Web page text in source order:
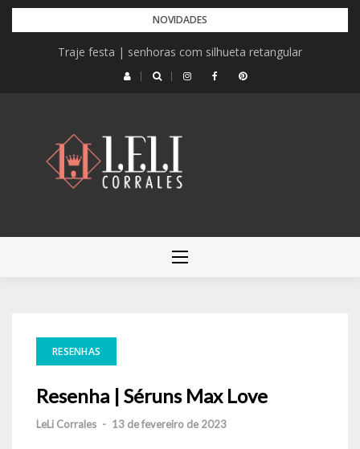
Pular
para
NOVIDADES
Traje festa | senhoras com silhueta retangular
RESENHAS
Resenha | Séruns Max Love
LeLi Corrales - 13 de fevereiro de 2023